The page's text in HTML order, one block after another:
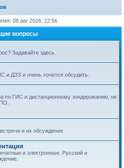
08 авг 2026, 22:56
вопросы
Задавайте здесь.
и ДЗЗ и очень хочется обсудить.
по ГИС и дистанционному зондированию, не
и их обсуждение
и электронные. Русский и